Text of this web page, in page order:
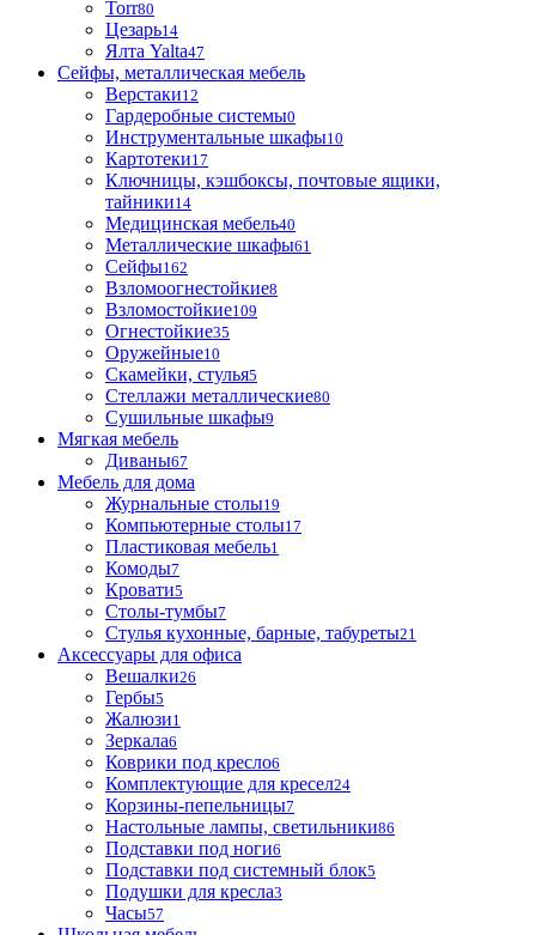
Torr80
Цезарь14
Ялта Yalta47
Сейфы, металлическая мебель
Верстаки12
Гардеробные системы0
Инструментальные шкафы10
Картотеки17
Ключницы, кэшбоксы, почтовые ящики,
тайники14
Медицинская мебель40
Металлические шкафы61
Сейфы162
Взломоогнестойкие8
Взломостойкие109
Огнестойкие35
Оружейные10
Скамейки, стулья5
Стеллажи металлические80
Сушильные шкафы9
Мягкая мебель
Диваны67
Мебель для дома
Журнальные столы19
Компьютерные столы17
Пластиковая мебель1
Комоды7
Кровати5
Столы-тумбы7
Стулья кухонные, барные, табуреты21
Аксессуары для офиса
Вешалки26
Гербы5
Жалюзи1
Зеркала6
Коврики под кресло6
Комплектующие для кресел24
Корзины-пепельницы7
Настольные лампы, светильники86
Подставки под ноги6
Подставки под системный блок5
Подушки для кресла3
Часы57